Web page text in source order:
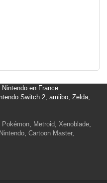
en France
Switch 2, amiibo, Zelda,
Pokémon, Metroid, Xenoblade,
, Cartoon Master,